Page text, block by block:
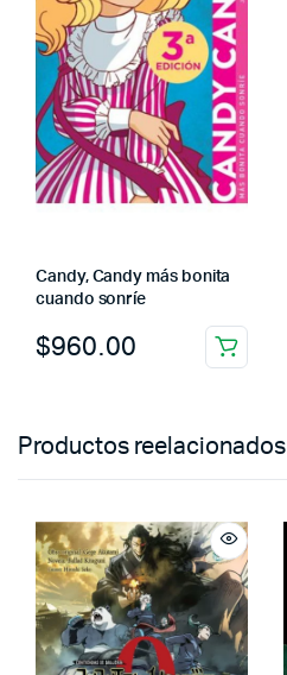
Candy, Candy más bonita
cuando sonríe
$960.00
Productos reelacionados